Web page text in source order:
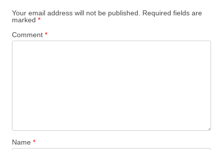
Your email address will not be published.
Required fields are
marked *
Comment *
Name *